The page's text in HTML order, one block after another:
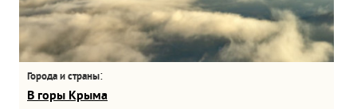
Города и страны:
В горы Крыма